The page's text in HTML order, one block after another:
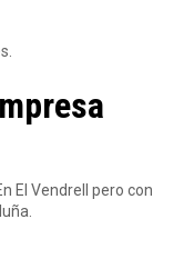
El Vendrell pero con